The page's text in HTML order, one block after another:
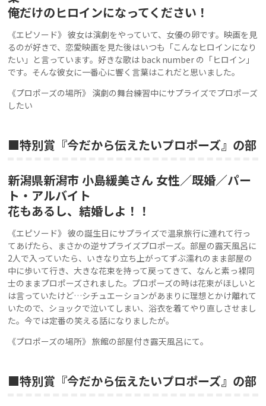
俺だけのヒロインになってください！
《エピソード》 彼女は演劇をやっていて、女優の卵です。映画を見
るのが好きで、恋愛映画を見た後はいつも「こんなヒロインになり
たい」と言っています。好きな歌は back number の「ヒロイン」
です。そんな彼女に一番心に響く言葉はこれだと思いました。
《プロポーズの場所》 演劇の舞台練習中にサプライズでプロポーズ
したい
■特別賞『今だから伝えたいプロポーズ』の部
新潟県新潟市 小島緩美さん 女性／既婚／パー
ト・アルバイト
花もあるし、結婚しよ！！
《エピソード》 彼の誕生日にサプライズで温泉旅行に連れて行っ
てあげたら、まさかの逆サプライズプロポーズ。部屋の露天風呂に
2人で入っていたら、いきなり立ち上がってずぶ濡れのまま部屋の
中に歩いて行き、大きな花束を持って戻ってきて、なんと素っ裸同
士のままプロポーズされました。プロポーズの時は花束がほしいと
は言っていたけど…シチュエーションがあまりに理想とかけ離れて
いたので、ショックで泣いてしまい、浴衣を着てやり直しさせまし
た。今では定番の笑える話になりましたが。
《プロポーズの場所》 旅館の部屋付き露天風呂にて。
■特別賞『今だから伝えたいプロポーズ』の部